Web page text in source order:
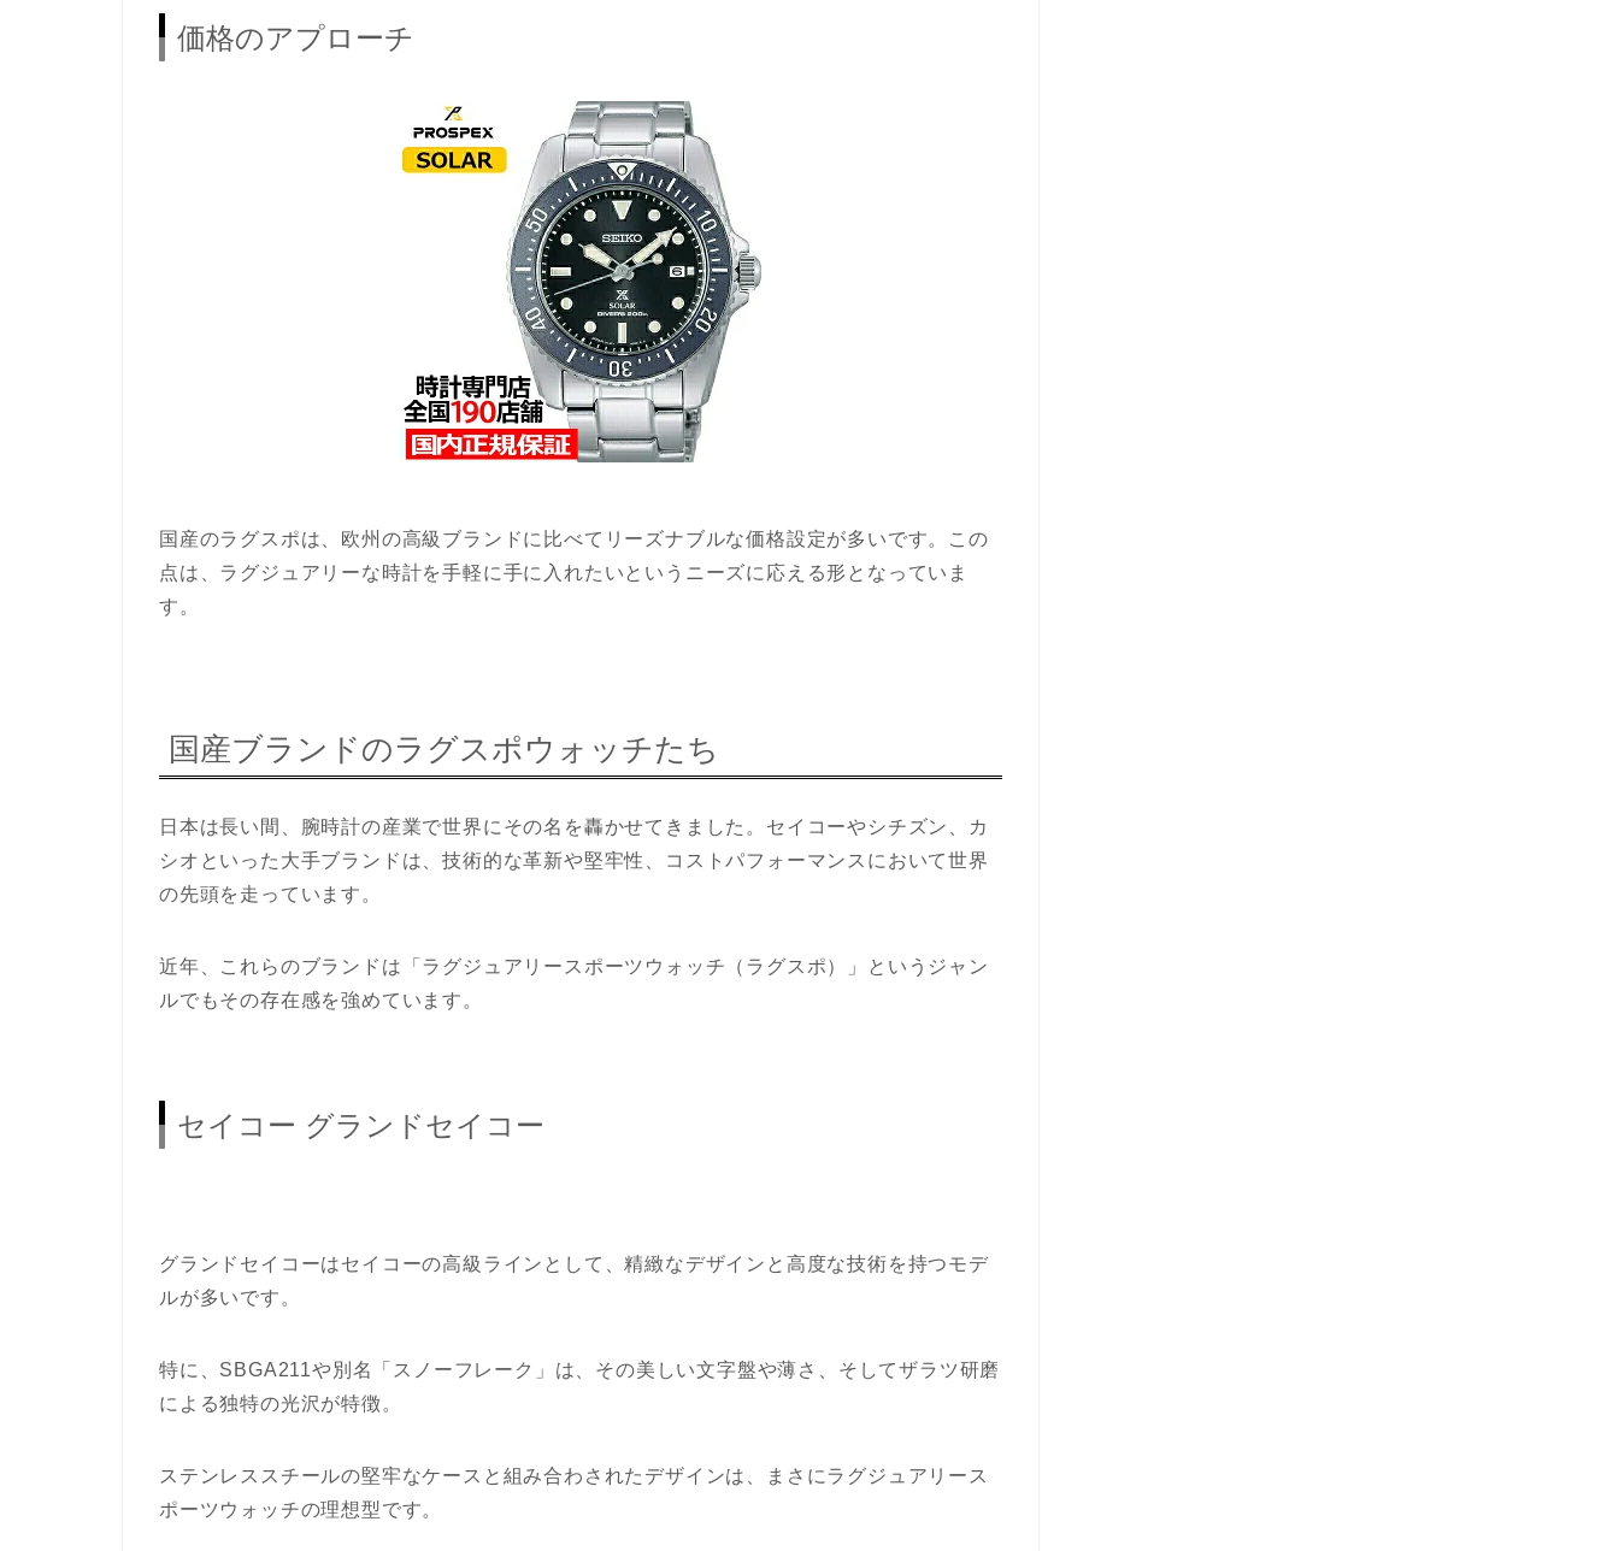
価格のアプローチ
国産のラグスポは、欧州の高級ブランドに比べてリーズナブルな価格設定が多いです。この
点は、ラグジュアリーな時計を手軽に手に入れたいというニーズに応える形となっていま
す。
国産ブランドのラグスポウォッチたち
日本は長い間、腕時計の産業で世界にその名を轟かせてきました。セイコーやシチズン、カ
シオといった大手ブランドは、技術的な革新や堅牢性、コストパフォーマンスにおいて世界
の先頭を走っています。
近年、これらのブランドは「ラグジュアリースポーツウォッチ（ラグスポ）」というジャン
ルでもその存在感を強めています。
セイコー グランドセイコー
グランドセイコーはセイコーの高級ラインとして、精緻なデザインと高度な技術を持つモデ
ルが多いです。
特に、SBGA211や別名「スノーフレーク」は、その美しい文字盤や薄さ、そしてザラツ研磨
による独特の光沢が特徴。
ステンレススチールの堅牢なケースと組み合わされたデザインは、まさにラグジュアリース
ポーツウォッチの理想型です。